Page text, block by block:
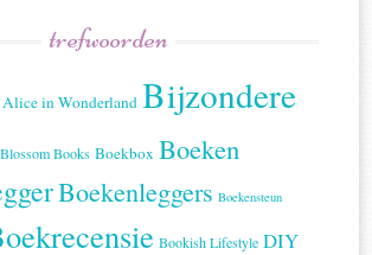
trefwoorden
Alice in Wonderland Bijzondere
Blossom Books Boekbox Boeken
Boekenleggers Boekensteun
Bookish Lifestyle DIY